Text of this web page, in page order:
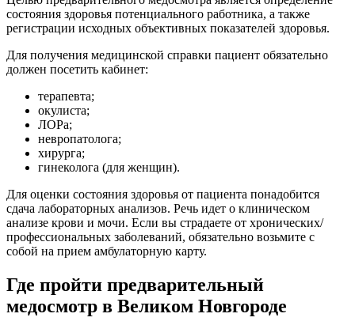
состояния здоровья потенциального работника, а также
регистрации исходных объективных показателей здоровья.
Для получения медицинской справки пациент обязательно
должен посетить кабинет:
терапевта;
окулиста;
ЛОРа;
невропатолога;
хирурга;
гинеколога (для женщин).
Для оценки состояния здоровья от пациента понадобится
сдача лабораторных анализов. Речь идет о клиническом
анализе крови и мочи. Если вы страдаете от хронических/
профессиональных заболеваний, обязательно возьмите с
собой на прием амбулаторную карту.
Где пройти предварительный
медосмотр в Великом Новгороде